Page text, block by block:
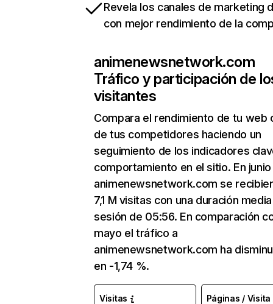
Revela los canales de marketing
con mejor rendimiento de la
animenewsnetwork.com
Tráfico y participación de
visitantes
Compara el rendimiento de tu web
de tus competidores haciendo un
seguimiento de los indicadores
comportamiento en el sitio. En junio
animenewsnetwork.com se
7,1 M visitas con una duración
sesión de 05:56. En comparación
mayo el tráfico a
animenewsnetwork.com ha
en -1,74 %.
Visitas Páginas / Visita